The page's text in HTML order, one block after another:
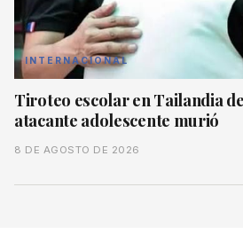
INTERNACIONAL
Tiroteo escolar en Tailandia
atacante adolescente murió
8 DE AGOSTO DE 2026